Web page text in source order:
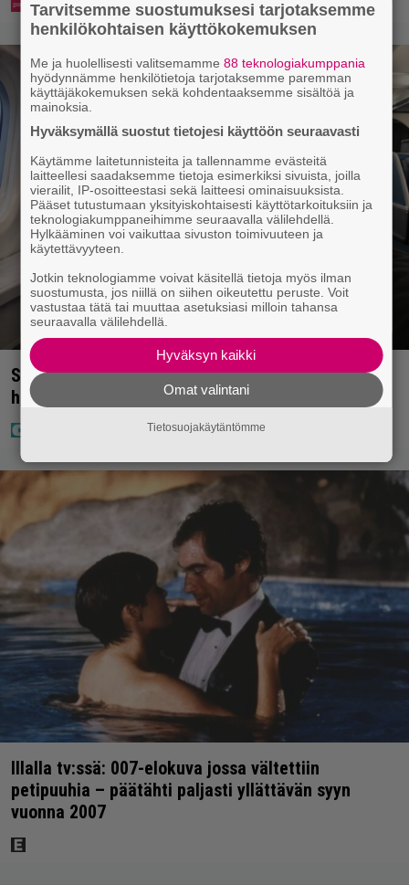
Sampo Kaulanen sai oudon tulehduksen – makaa
hoitolaitteessa nytkähdellen
Illalla tv:ssä: 007-elokuva jossa vältettiin
petipuuhia – päätähti paljasti yllättävän syyn
vuonna 2007
Tarvitsemme suostumuksesi tarjotaksemme
henkilökohtaisen käyttökokemuksen
Me ja huolellisesti valitsemamme 88 teknologiakumppania
hyödynnämme henkilötietoja tarjotaksemme paremman
käyttäjäkokemuksen sekä kohdentaaksemme sisältöä ja
mainoksia.
Hyväksymällä suostut tietojesi käyttöön seuraavasti
Käytämme laitetunnisteita ja tallennamme evästeitä
laitteellesi saadaksemme tietoja esimerkiksi sivuista, joilla
vierailit, IP-osoitteestasi sekä laitteesi ominaisuuksista.
Pääset tutustumaan yksityiskohtaisesti käyttötarkoituksiin ja
teknologiakumppaneihimme seuraavalla välilehdellä.
Hylkääminen voi vaikuttaa sivuston toimivuuteen ja
käytettävyyteen.
Jotkin teknologiamme voivat käsitellä tietoja myös ilman
suostumusta, jos niillä on siihen oikeutettu peruste. Voit
vastustaa tätä tai muuttaa asetuksiasi milloin tahansa
seuraavalla välilehdellä.
Hyväksyn kaikki
Omat valintani
Tietosuojakäytäntömme